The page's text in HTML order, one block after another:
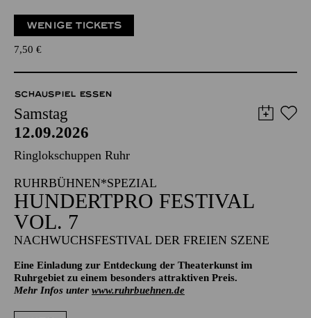
WENIGE TICKETS
7,50 €
SCHAUSPIEL ESSEN
Samstag
12.09.2026
Ringlokschuppen Ruhr
RUHRBÜHNEN*SPEZIAL
HUNDERTPRO FESTIVAL
VOL. 7
NACHWUCHSFESTIVAL DER FREIEN SZENE
Eine Einladung zur Entdeckung der Theaterkunst im
Ruhrgebiet zu einem besonders attraktiven Preis.
Mehr Infos unter www.ruhrbuehnen.de